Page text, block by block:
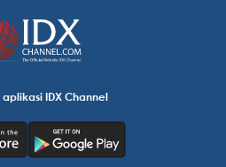
IDX Channel